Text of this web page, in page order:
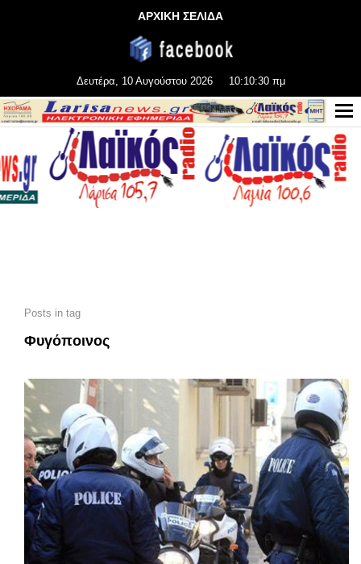
ΑΡΧΙΚΗ ΣΕΛΙΔΑ
Δευτέρα, 10 Αυγούστου 2026 10:10:32 πμ
Posts in tag
Φυγόποινος